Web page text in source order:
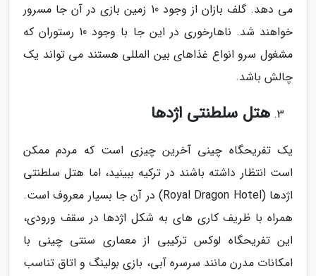
می دهد. گلف بازان از وجود 10 زمین بازی در آن جا مسرور
خواهند شد. ناهارخوری در این جا با وجود 10 رستوران که
مشغول سرو انواع غذاهای بین المللی هستند می تواند یک
چالش باشد.
هتل سلطنتی اژدها
یک تفریحگاه چینی آخرین چیزی است که مردم ممکن
است انتظار داشته باشند در ترکیه ببینید، اما هتل سلطنتی
اژدها (Royal Dragon Hotel) در آن جا بسیار معروف است.
همراه با ظریف کاری های به شکل اژدها در سقف ورودی،
این تفریحگاه لوکس ترکیبی از معماری سنتی چینی با
امکانات مدرن مانند سرسره آبی، بازی بولینگ و اتاق تناسب